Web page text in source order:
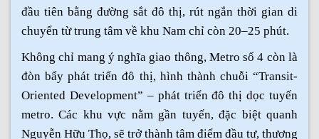
đầu tiên bằng đường sắt đô thị, rút ngắn thời gian di
chuyển từ trung tâm về khu Nam chỉ còn 20–25 phút.
Không chỉ mang ý nghĩa giao thông, Metro số 4 còn là
đòn bẩy phát triển đô thị, hình thành chuỗi “Transit-
Oriented Development” – phát triển đô thị dọc tuyến
metro. Các khu vực nằm gần tuyến, đặc biệt quanh
Nguyễn Hữu Thọ, sẽ trở thành tâm điểm đầu tư, thương